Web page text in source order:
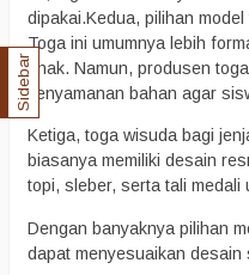
dipakai.Kedua, pilihan
Toga ini umumnya lebih
anak. Namun, produsen
kenyamanan bahan agar
Ketiga, toga wisuda bagi
biasanya memiliki desain
topi, sleber, serta tali medali
Dengan banyaknya pilihan
dapat menyesuaikan
Sidebar